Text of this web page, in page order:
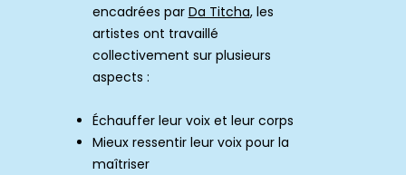
encadrées par Da Titcha, les
artistes ont travaillé
collectivement sur plusieurs
aspects :
Échauffer leur voix et leur corps
Mieux ressentir leur voix pour la
maîtriser